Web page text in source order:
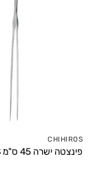
CHIHIROS
פינצטה ישרה 45 ס"מ CHIHIROS